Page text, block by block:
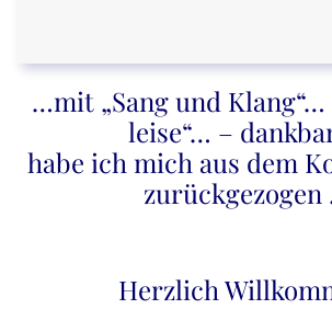
…mit „Sang und
leise“… –
habe ich mich aus dem
zurückgezogen
Herzlich